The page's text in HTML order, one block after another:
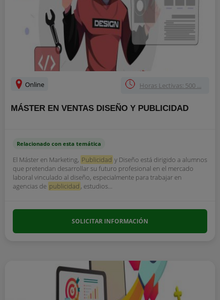
Online Horas Lectivas: 500 ...
MÁSTER EN VENTAS DISEÑO Y PUBLICIDAD
Relacionado con esta temática
El Máster en Marketing, Publicidad y Diseño está dirigido a alumnos
que pretendan desarrollar su futuro profesional en el mercado
laboral vinculado al diseño, especialmente para trabajar en
agencias de publicidad , estudios...
SOLICITAR INFORMACIÓN